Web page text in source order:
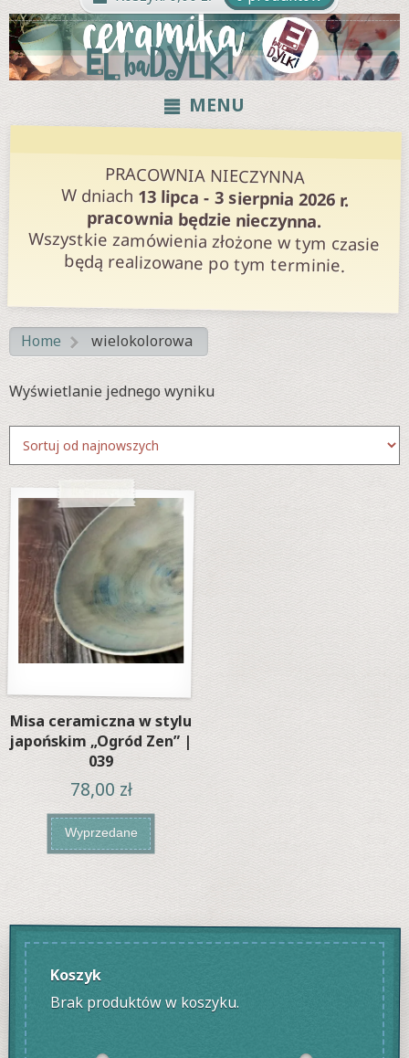
MENU
PRACOWNIA NIECZYNNA
W dniach 13 lipca - 3 sierpnia 2026 r.
pracownia będzie nieczynna.
Wszystkie zamówienia złożone w tym czasie
będą realizowane po tym terminie.
Home > wielokolorowa
Wyświetlanie jednego wyniku
Misa ceramiczna w stylu
japońskim „Ogród Zen” |
039
78,00 zł
Wyprzedane
Koszyk
Brak produktów w koszyku.